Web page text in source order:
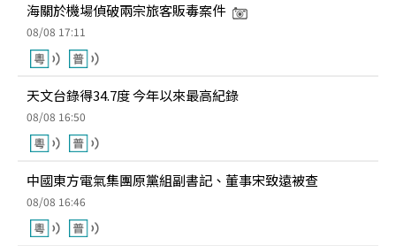
海關於機場偵破兩宗旅客販毒案件
08/08 17:11
天文台錄得34.7度 今年以來最高紀錄
08/08 16:50
中國東方電氣集團原黨組副書記、董事宋致遠被查
08/08 16:46